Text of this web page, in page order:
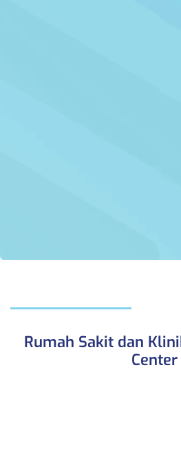
Rumah Sakit dan
Center